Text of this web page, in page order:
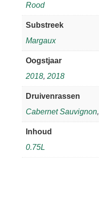
Rood
Substreek
Margaux
Oogstjaar
2018, 2018
Druivenrassen
Cabernet Sauvignon,
Inhoud
0.75L